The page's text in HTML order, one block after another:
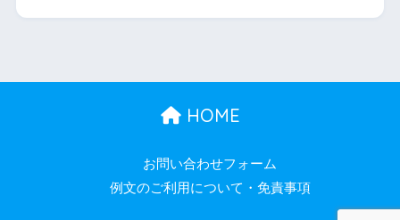
HOME
お問い合わせフォーム
例文のご利用について・免責事項